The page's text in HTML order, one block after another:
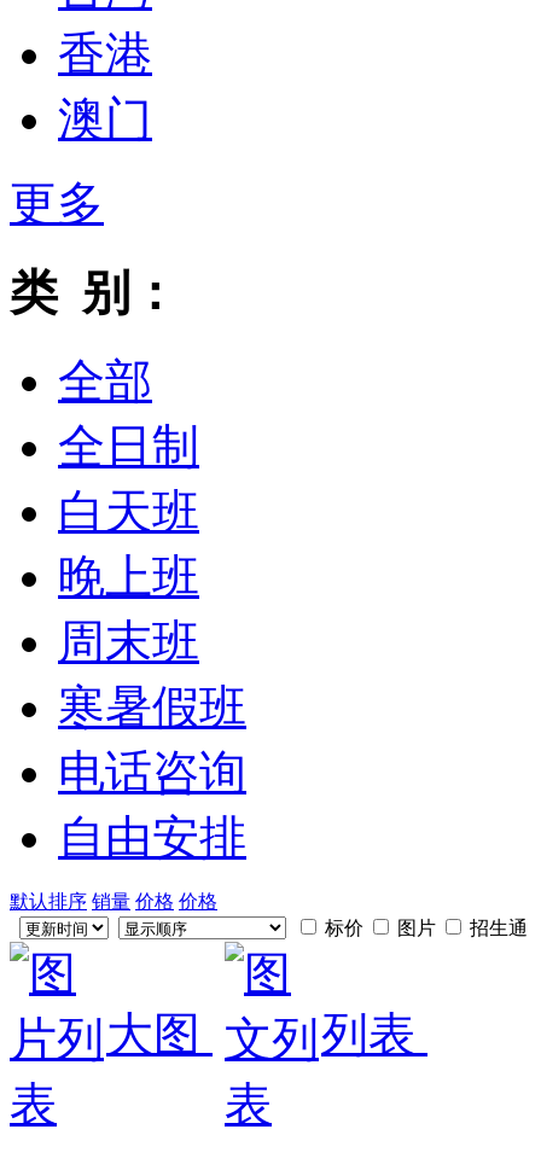
香港
澳门
更多
类 别：
全部
全日制
白天班
晚上班
周末班
寒暑假班
电话咨询
自由安排
默认排序 销量 价格 价格
标价
图片 招生通
大图 列表